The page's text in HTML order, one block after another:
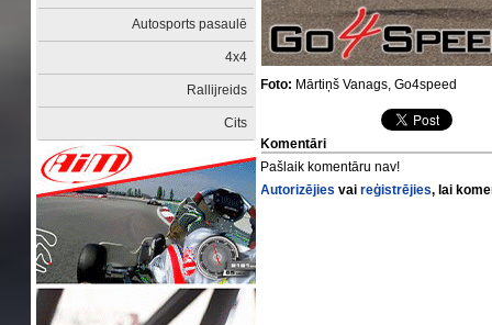
Autosports pasaulē
4x4
Rallijreids
Cits
Foto: Mārtiņš Vanags, Go4speed
Komentāri
Pašlaik komentāru nav!
Autorizējies vaireģistrējies, lai